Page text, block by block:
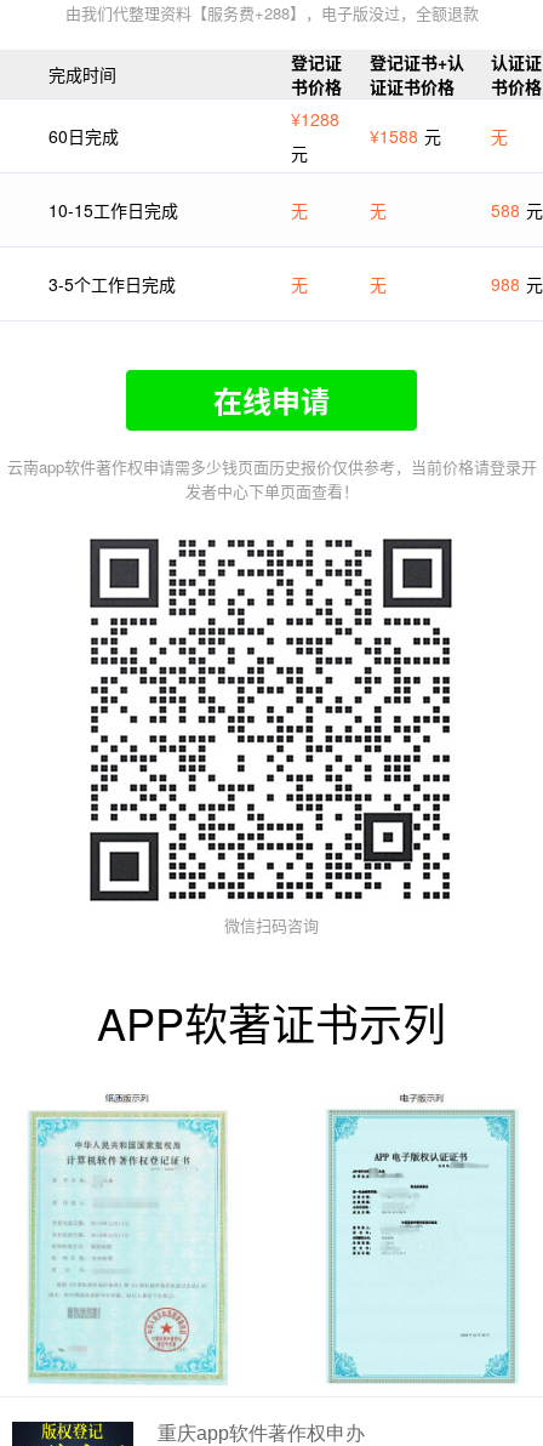
由我们代整理资料【服务费+288】，电子版没过，全额退款
完成时间
登记证
书价格
登记证书+认
证证书价格
认证证
书价格
60日完成
¥1288
元
¥1588 元 无
10-15工作日完成 无 无 588 元
3-5个工作日完成 无 无 988 元
在线申请
云南app软件著作权申请需多少钱页面历史报价仅供参考，当前价格请登录开
发者中心下单页面查看！
微信扫码咨询
APP软著证书示列
重庆app软件著作权申办